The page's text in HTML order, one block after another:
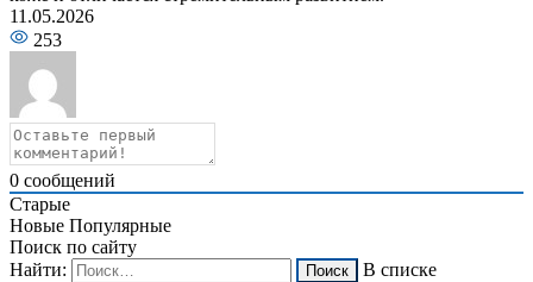
11.05.2026
253
0 сообщений
Старые
Новые Популярные
Поиск по сайту
Найти:
В списке